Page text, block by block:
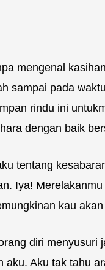
mengenal
sampai pada
rindu ini
dengan baik
tentang
Iya!
kau
diri menyusuri
aku. Aku tak tahu